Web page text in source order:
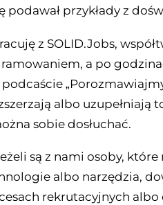
podawał przykłady z
z SOLID.Jobs,
a po
albo uzupełniają
sobie dosłuchać.
są z nami osoby,
albo narzędzia,
rekrutacyjnych albo